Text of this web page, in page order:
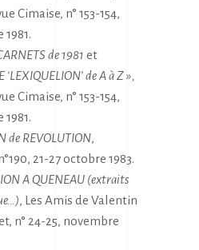
Cimaise, n° 153-154,
de 1981 et
‘LEXIQUELION’ de A à Z »,
Cimaise, n° 153-154,
de REVOLUTION,
21-27 octobre 1983.
A QUENEAU (extraits
, Les Amis de Valentin
n° 24-25, novembre